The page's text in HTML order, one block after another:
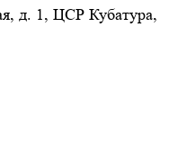
д. 1, ЦСР Кубатура,